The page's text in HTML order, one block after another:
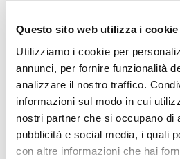
Questo sito web utilizza i cookie
Utilizziamo i cookie per
annunci, per fornire funzionalità
analizzare il nostro traffico.
informazioni sul modo in cui
nostri partner che si occupano di
pubblicità e social media, i quali
con altre informazioni che hai
OVIEDO
Di nuovo sul pezzo, Vasquez